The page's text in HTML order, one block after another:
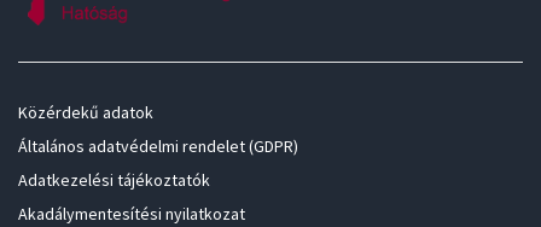
Közérdekű adatok
Általános adatvédelmi rendelet (GDPR)
Adatkezelési tájékoztatók
Akadálymentesítési nyilatkozat